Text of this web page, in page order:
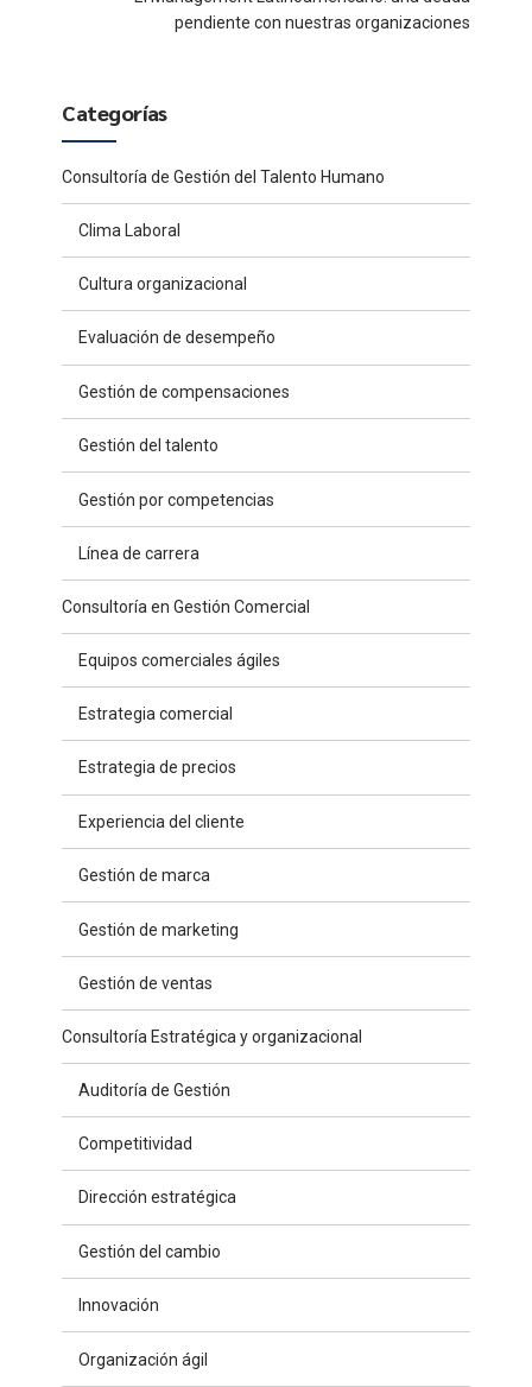
pendiente con nuestras organizaciones
Categorías
Consultoría de Gestión del Talento Humano
Clima Laboral
Cultura organizacional
Evaluación de desempeño
Gestión de compensaciones
Gestión del talento
Gestión por competencias
Línea de carrera
Consultoría en Gestión Comercial
Equipos comerciales ágiles
Estrategia comercial
Estrategia de precios
Experiencia del cliente
Gestión de marca
Gestión de marketing
Gestión de ventas
Consultoría Estratégica y organizacional
Auditoría de Gestión
Competitividad
Dirección estratégica
Gestión del cambio
Innovación
Organización ágil